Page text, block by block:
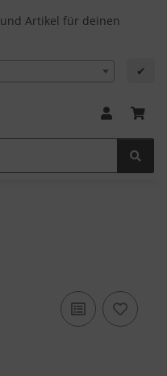
Artikel für deinen
✔